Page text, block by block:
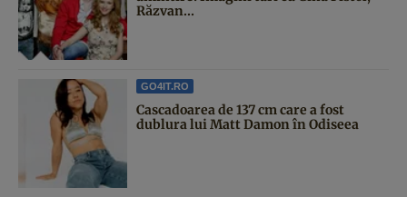
Răzvan...
GO4IT.RO
Cascadoarea de 137 cm care a fost
dublura lui Matt Damon în Odiseea